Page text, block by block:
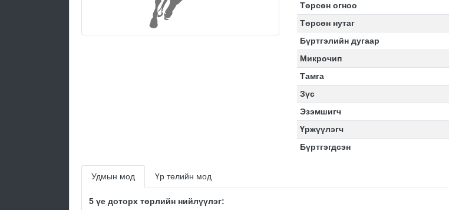
Төрсөн огноо
Төрсөн нутаг
Бүртгэлийн дугаар
Микрочип
Тамга
Зүс
Эзэмшигч
Үржүүлэгч
Бүртгэгдсэн
Удмын мод Үр төлийн мод
5 үе доторх төрлийн нийлүүлэг: